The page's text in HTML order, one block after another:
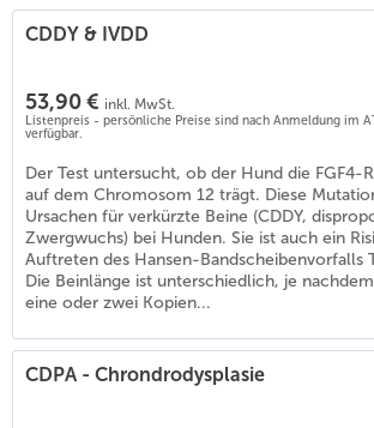
CDDY & IVDD
53,90 € inkl. MwSt.
Listenpreis - persönliche Preise sind nach Anmeldung im
verfügbar.
Der Test untersucht, ob der Hund die FGF4-
auf dem Chromosom 12 trägt. Diese
Ursachen für verkürzte Beine (CDDY,
Zwergwuchs) bei Hunden. Sie ist auch ein
Auftreten des Hansen-Bandscheibenvorfalls
Die Beinlänge ist unterschiedlich, je
eine oder zwei Kopien...
CDPA - Chrondrodysplasie